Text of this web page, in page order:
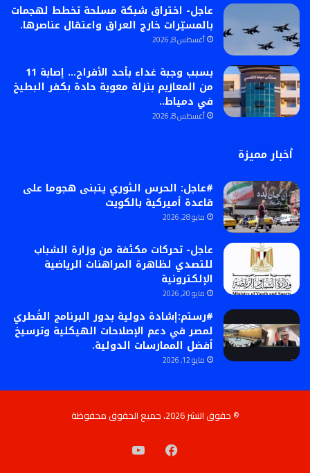
عاجل- اختراق شبكة مسلحة تخطط لهجمات
بالمسيّرات خارج العراق واعتقال عناصرها.
أغسطس 8, 2026
بسبب وجبة غداء بأحد الأفراح… إصابة 11
من المعازيم بنزلة معوية حادة بكفر البطيخ
في دمياط..
أغسطس 8, 2026
أخبار مميزة
#عاجل: الحرس الثوري يتبنى هجوما على
قاعدة أميركية بالكويت
مايو 28, 2026
عاجل- تحركات مكثفة من وزارة الشباب
للتصدي لظاهرة المراهنات الرياضية
الإلكترونية
مايو 20, 2026
#رستم:إشادة دولية بدور البرنامج القُطري
لمصر في دعم الإصلاحات الهيكلية وترسيخ
أفضل الممارسات الدولية.
مايو 12, 2026
© حقوق النشر 2026، جميع الحقوق محفوظة
فيسبوك‫YouTube